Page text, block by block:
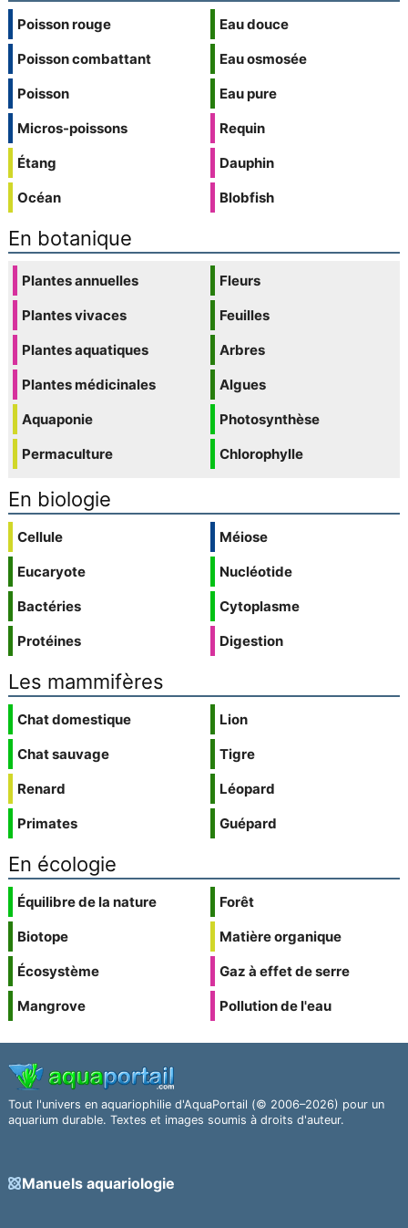
Poisson rouge
Poisson combattant
Poisson
Micros-poissons
Étang
Océan
Eau douce
Eau osmosée
Eau pure
Requin
Dauphin
Blobfish
En botanique
Plantes annuelles
Plantes vivaces
Plantes aquatiques
Plantes médicinales
Aquaponie
Permaculture
Fleurs
Feuilles
Arbres
Algues
Photosynthèse
Chlorophylle
En biologie
Cellule
Eucaryote
Bactéries
Protéines
Méiose
Nucléotide
Cytoplasme
Digestion
Les mammifères
Chat domestique
Chat sauvage
Renard
Primates
Lion
Tigre
Léopard
Guépard
En écologie
Équilibre de la nature
Biotope
Écosystème
Mangrove
Forêt
Matière organique
Gaz à effet de serre
Pollution de l'eau
Tout l'univers en aquariophilie d'AquaPortail (© 2006–2026) pour un
aquarium durable. Textes et images soumis à droits d'auteur.
Manuels aquariologie